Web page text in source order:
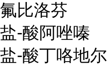
氟比洛芬
盐-酸阿唑嗪
盐-酸丁咯地尔